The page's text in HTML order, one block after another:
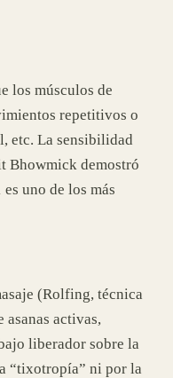
los músculos de
repetitivos o
etc. La sensibilidad
Bhowmick demostró
uno de los más
(Rolfing, técnica
activas,
liberador sobre la
“tixotropía” ni por la